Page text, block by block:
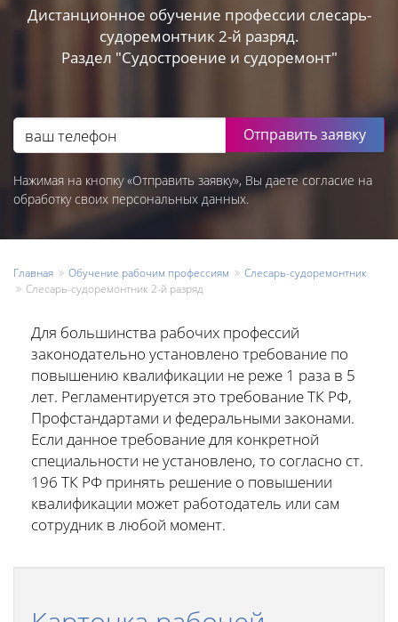
Дистанционное обучение профессии слесарь-
судоремонтник 2-й разряд.
Раздел "Судостроение и судоремонт"
Отправить заявку
Нажимая на кнопку «Отправить заявку», Вы даете согласие на
обработку своих персональных данных.
Главная Обучение рабочим профессиям
Слесарь-судоремонтник
Слесарь-судоремонтник 2-й разряд
Для большинства рабочих профессий
законодательно установлено требование по
повышению квалификации не реже 1 раза в 5
лет. Регламентируется это требование ТК РФ,
Профстандартами и федеральными законами.
Если данное требование для конкретной
специальности не установлено, то согласно ст.
196 ТК РФ принять решение о повышении
квалификации может работодатель или сам
сотрудник в любой момент.